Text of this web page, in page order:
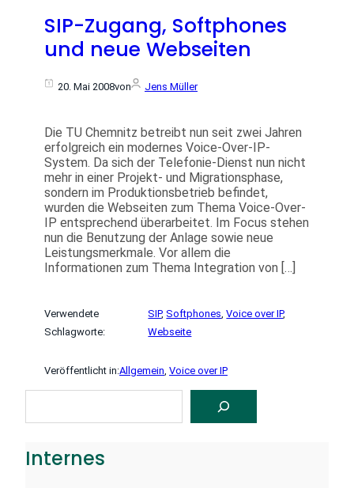
SIP-Zugang, Softphones
und neue Webseiten
20. Mai 2008von Jens Müller
Die TU Chemnitz betreibt nun seit zwei Jahren
erfolgreich ein modernes Voice-Over-IP-
System. Da sich der Telefonie-Dienst nun nicht
mehr in einer Projekt- und Migrationsphase,
sondern im Produktionsbetrieb befindet,
wurden die Webseiten zum Thema Voice-Over-
IP entsprechend überarbeitet. Im Focus stehen
nun die Benutzung der Anlage sowie neue
Leistungsmerkmale. Vor allem die
Informationen zum Thema Integration von […]
Verwendete
Schlagworte:
SIP, Softphones, Voice over IP
Webseite
Veröffentlicht in:Allgemein, Voice over IP
C
Internes